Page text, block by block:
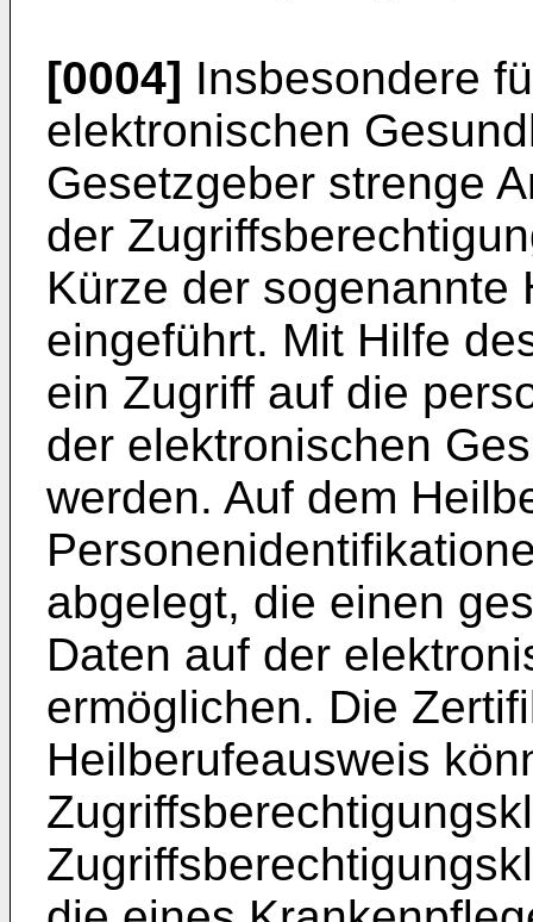
[0004] Insbesondere
elektronischen
Gesetzgeber strenge
der
Kürze der sogenannte
eingeführt. Mit Hilfe
ein Zugriff auf die
der elektronischen
werden. Auf dem
abgelegt, die einen
Daten auf der
ermöglichen. Die
Heilberufeausweis